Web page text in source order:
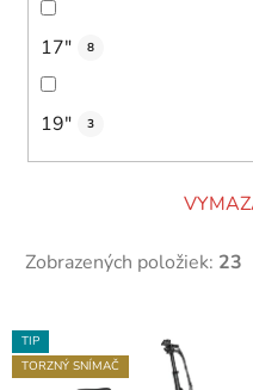
17" 8
19" 3
Zobrazených položiek: 23
V
ý
TIP
TORZNÝ SNÍMAČ